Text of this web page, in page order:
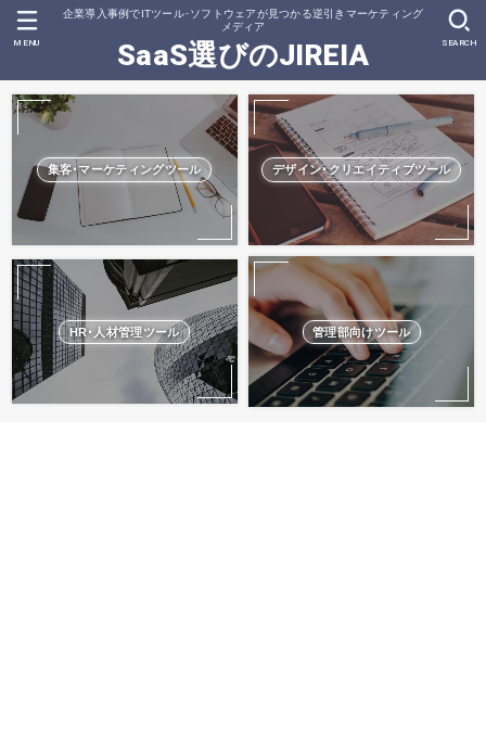
企業導入事例でITツール･ソフトウェアが見つかる逆引きマーケティング
メディア
SaaS選びのJIREIA SEARCH
MENU
集客･マーケティングツール デザイン･クリエイティブツール
HR･人材管理ツール 管理部向けツール